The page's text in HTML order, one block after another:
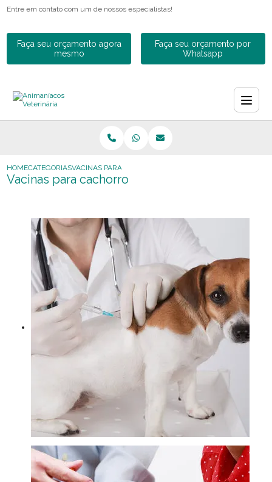
Entre em contato com um de nossos especialistas!
Faça seu orçamento agora
mesmo
Faça seu orçamento por
Whatsapp
HOMECATEGORIASVACINAS PARA CACHORRO
Vacinas para cachorro